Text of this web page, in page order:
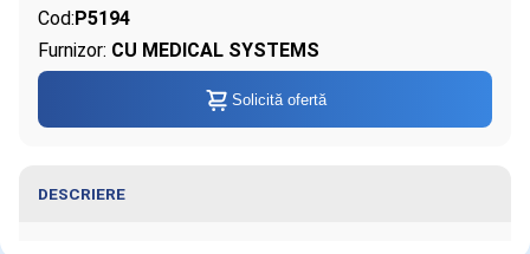
DESCRIERE
Cod:P5194
Furnizor: CU MEDICAL SYSTEMS
Solicită ofertă